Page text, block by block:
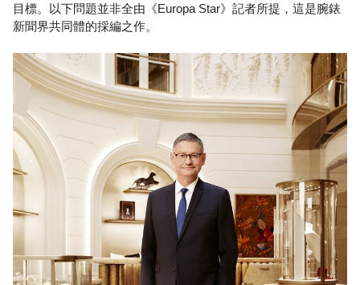
目標。以下問題並非全由《Europa Star》記者所提，這是腕錶
新聞界共同體的採編之作。